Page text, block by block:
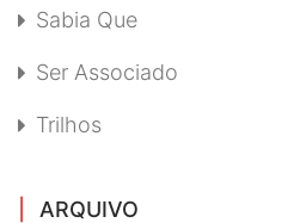
Sabia Que
Ser Associado
Trilhos
ARQUIVO